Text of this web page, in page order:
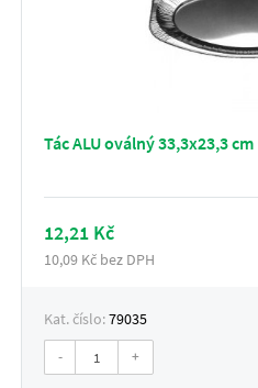
Tác ALU oválný 33,3x23,3 cm
12,21 Kč
10,09 Kč bez DPH
Kat. číslo:79035
- +